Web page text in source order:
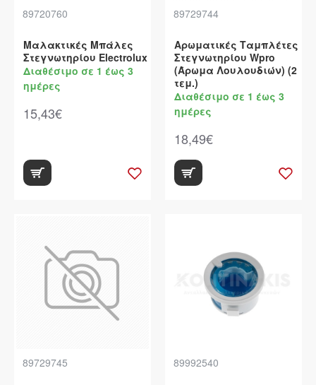
89720760
Μαλακτικές Μπάλες
Στεγνωτηρίου Electrolux
Διαθέσιμο σε 1 έως 3
ημέρες
15,43€
89729744
Αρωματικές Ταμπλέτες
Στεγνωτηρίου Wpro
(Άρωμα Λουλουδιών) (2
τεμ.)
Διαθέσιμο σε 1 έως 3
ημέρες
18,49€
89729745 89992540